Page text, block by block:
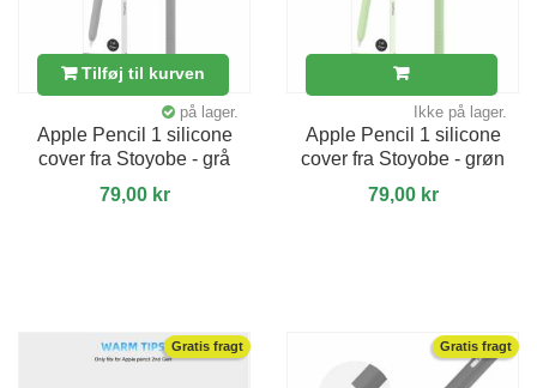
Tilføj til kurven
på lager.
Apple Pencil 1 silicone
cover fra Stoyobe - grå
79,00 kr
Ikke på lager.
Apple Pencil 1 silicone
cover fra Stoyobe - grøn
79,00 kr
Gratis fragt Gratis fragt